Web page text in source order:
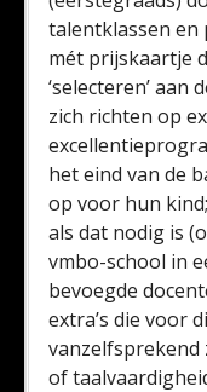
talentklassen en
mét prijskaartje
‘selecteren’
zich richten op
het eind van de
op voor hun
als dat nodig is
vmbo-school in
bevoegde
extra’s die voor
of